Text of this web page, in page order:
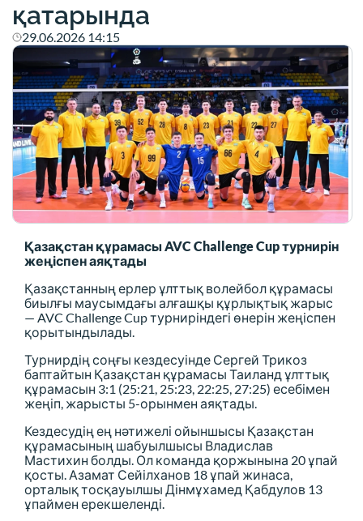
қатарында
29.06.2026 14:15
Қазақстан құрамасы AVC Challenge Cup турнирін
жеңіспен аяқтады
Қазақстанның ерлер ұлттық волейбол құрамасы
биылғы маусымдағы алғашқы құрлықтық жарыс
— AVC Challenge Cup турниріндегі өнерін жеңіспен
қорытындылады.
Турнирдің соңғы кездесуінде Сергей Трикоз
баптайтын Қазақстан құрамасы Таиланд ұлттық
құрамасын 3:1 (25:21, 25:23, 22:25, 27:25) есебімен
жеңіп, жарысты 5-орынмен аяқтады.
Кездесудің ең нәтижелі ойыншысы Қазақстан
құрамасының шабуылшысы Владислав
Мастихин болды. Ол команда қоржынына 20 ұпай
қосты. Азамат Сейілханов 18 ұпай жинаса,
орталық тосқауылшы Дінмұхамед Қабдулов 13
ұпаймен ерекшеленді.